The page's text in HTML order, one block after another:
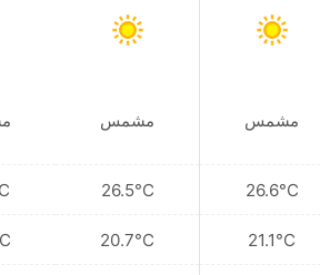
مشمس
26.6°C
21.1°C
مشمس
26.5°C
20.7°C